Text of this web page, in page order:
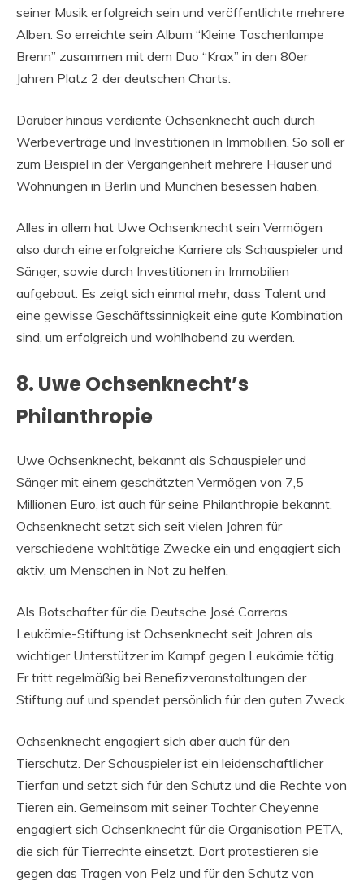
seiner Musik erfolgreich sein und veröffentlichte mehrere
Alben. So erreichte sein Album “Kleine Taschenlampe
Brenn” zusammen mit dem Duo “Krax” in den 80er
Jahren Platz 2 der deutschen Charts.
Darüber hinaus verdiente Ochsenknecht auch durch
Werbeverträge und Investitionen in Immobilien. So soll er
zum Beispiel in der Vergangenheit mehrere Häuser und
Wohnungen in Berlin und München besessen haben.
Alles in allem hat Uwe Ochsenknecht sein Vermögen
also durch eine erfolgreiche Karriere als Schauspieler und
Sänger, sowie durch Investitionen in Immobilien
aufgebaut. Es zeigt sich einmal mehr, dass Talent und
eine gewisse Geschäftssinnigkeit eine gute Kombination
sind, um erfolgreich und wohlhabend zu werden.
8. Uwe Ochsenknecht’s
Philanthropie
Uwe Ochsenknecht, bekannt als Schauspieler und
Sänger mit einem geschätzten Vermögen von 7,5
Millionen Euro, ist auch für seine Philanthropie bekannt.
Ochsenknecht setzt sich seit vielen Jahren für
verschiedene wohltätige Zwecke ein und engagiert sich
aktiv, um Menschen in Not zu helfen.
Als Botschafter für die Deutsche José Carreras
Leukämie-Stiftung ist Ochsenknecht seit Jahren als
wichtiger Unterstützer im Kampf gegen Leukämie tätig.
Er tritt regelmäßig bei Benefizveranstaltungen der
Stiftung auf und spendet persönlich für den guten Zweck.
Ochsenknecht engagiert sich aber auch für den
Tierschutz. Der Schauspieler ist ein leidenschaftlicher
Tierfan und setzt sich für den Schutz und die Rechte von
Tieren ein. Gemeinsam mit seiner Tochter Cheyenne
engagiert sich Ochsenknecht für die Organisation PETA,
die sich für Tierrechte einsetzt. Dort protestieren sie
gegen das Tragen von Pelz und für den Schutz von